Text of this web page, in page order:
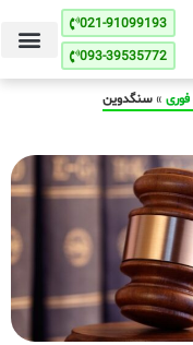
021-91099193
093-39535772
»سنگدوین